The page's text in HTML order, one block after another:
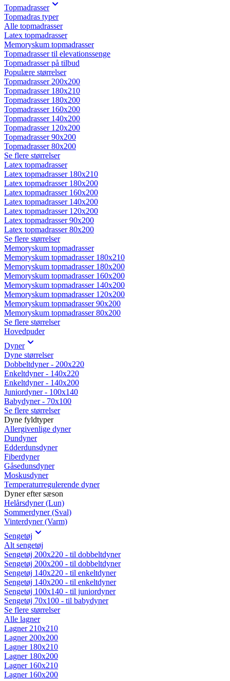
Topmadrasser
Topmadras typer
Alle topmadrasser
Latex topmadrasser
Memoryskum topmadrasser
Topmadrasser til elevationssenge
Topmadrasser på tilbud
Populære størrelser
Topmadrasser 200x200
Topmadrasser 180x210
Topmadrasser 180x200
Topmadrasser 160x200
Topmadrasser 140x200
Topmadrasser 120x200
Topmadrasser 90x200
Topmadrasser 80x200
Se flere størrelser
Latex topmadrasser
Latex topmadrasser 180x210
Latex topmadrasser 180x200
Latex topmadrasser 160x200
Latex topmadrasser 140x200
Latex topmadrasser 120x200
Latex topmadrasser 90x200
Latex topmadrasser 80x200
Se flere størrelser
Memoryskum topmadrasser
Memoryskum topmadrasser 180x210
Memoryskum topmadrasser 180x200
Memoryskum topmadrasser 160x200
Memoryskum topmadrasser 140x200
Memoryskum topmadrasser 120x200
Memoryskum topmadrasser 90x200
Memoryskum topmadrasser 80x200
Se flere størrelser
Hovedpuder
Dyner
Dyne størrelser
Dobbeltdyner - 200x220
Enkeltdyner - 140x220
Enkeltdyner - 140x200
Juniordyner - 100x140
Babydyner - 70x100
Se flere størrelser
Dyne fyldtyper
Allergivenlige dyner
Dundyner
Edderdunsdyner
Fiberdyner
Gåsedunsdyner
Moskusdyner
Temperaturregulerende dyner
Dyner efter sæson
Helårsdyner (Lun)
Sommerdyner (Sval)
Vinterdyner (Varm)
Sengetøj
Alt sengetøj
Sengetøj 200x220 - til dobbeltdyner
Sengetøj 200x200 - til dobbeltdyner
Sengetøj 140x220 - til enkeltdyner
Sengetøj 140x200 - til enkeltdyner
Sengetøj 100x140 - til juniordyner
Sengetøj 70x100 - til babydyner
Se flere størrelser
Alle lagner
Lagner 210x210
Lagner 200x200
Lagner 180x210
Lagner 180x200
Lagner 160x210
Lagner 160x200